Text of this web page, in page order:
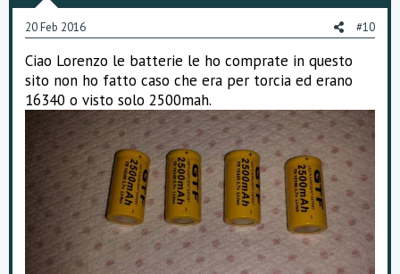
e o
t
e
20 Feb 2016 #10
Ciao Lorenzo le batterie le ho comprate in questo
sito non ho fatto caso che era per torcia ed erano
16340 o visto solo 2500mah.